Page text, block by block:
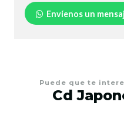
Envíenos un
Puede que te
Cd